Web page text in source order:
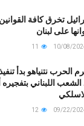
تخرق كافة
على لبنان
الحرب نتنياهو بدأ
اللبناني بتفجيره